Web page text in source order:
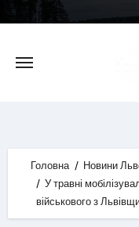
content
Головна
Новини
У травні
військового з